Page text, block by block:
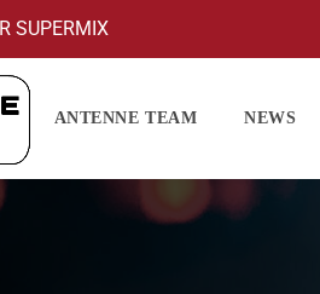
SUPERMIX
ANTENNE TEAM NEWS